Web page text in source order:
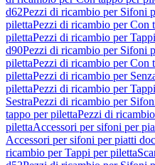
d62Pezzi di ricambio per Sifoni
pilettaPezzi di ricambio per Con
pilettaPezzi di ricambio per
d90Pezzi di ricambio per Sifoni
pilettaPezzi di ricambio per Con
pilettaPezzi di ricambio per
pilettaPezzi di ricambio per
SestraPezzi di ricambio per
tappo per pilettaPezzi di
pilettaAccessori per sifoni per
Accessori per sifoni per piatti
ricambio per Tappi per piletta